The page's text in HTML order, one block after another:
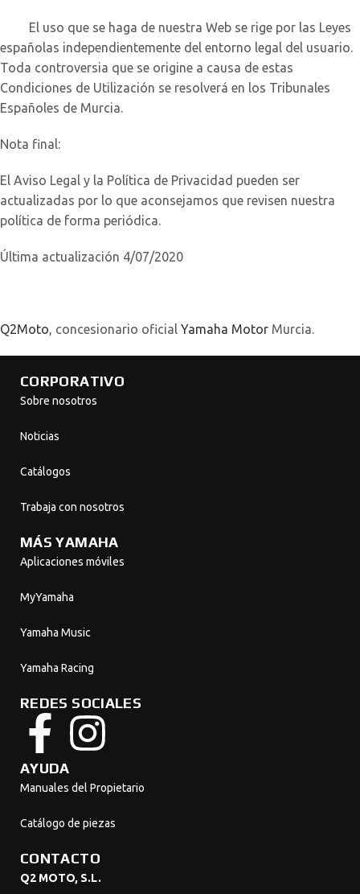
El uso que se haga de nuestra Web se rige por las Leyes
españolas independientemente del entorno legal del usuario.
Toda controversia que se origine a causa de estas
Condiciones de Utilización se resolverá en los Tribunales
Españoles de Murcia.
Nota final:
El Aviso Legal y la Política de Privacidad pueden ser
actualizadas por lo que aconsejamos que revisen nuestra
política de forma periódica.
Última actualización 4/07/2020
Q2Moto, concesionario oficial Yamaha Motor Murcia.
CORPORATIVO
Sobre nosotros
Noticias
Catálogos
Trabaja con nosotros
MÁS YAMAHA
Aplicaciones móviles
MyYamaha
Yamaha Music
Yamaha Racing
REDES SOCIALES
AYUDA
Manuales del Propietario
Catálogo de piezas
CONTACTO
Q2 MOTO, S.L.